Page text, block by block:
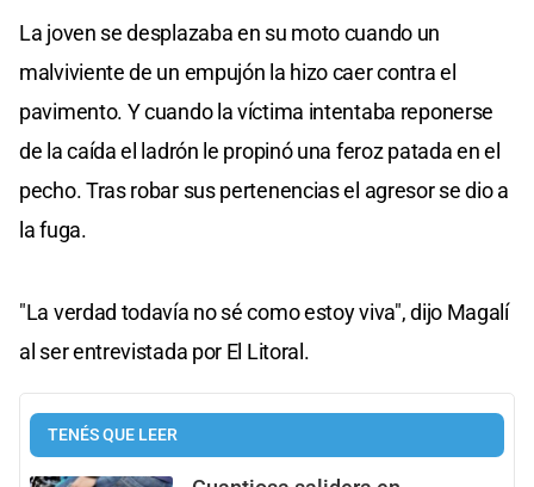
La joven se desplazaba en su moto cuando un
malviviente de un empujón la hizo caer contra el
pavimento. Y cuando la víctima intentaba reponerse
de la caída el ladrón le propinó una feroz patada en el
pecho. Tras robar sus pertenencias el agresor se dio a
la fuga.
"La verdad todavía no sé como estoy viva", dijo Magalí
al ser entrevistada por El Litoral.
TENÉS QUE LEER